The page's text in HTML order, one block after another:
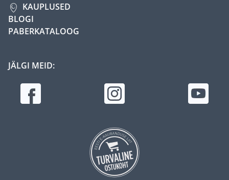
KAUPLUSED
BLOGI
PABERKATALOOG
JÄLGI MEID: